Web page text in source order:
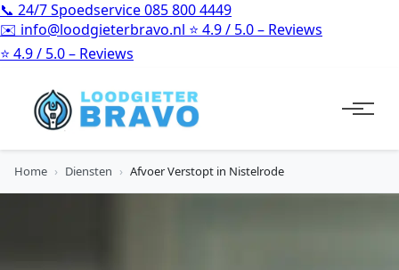
📞 24/7 Spoedservice085 800 4449
✉️ info@loodgieterbravo.nl ⭐ 4.9 / 5.0 – Reviews
⭐ 4.9 / 5.0 – Reviews
Home › Diensten › Afvoer Verstopt in Nistelrode